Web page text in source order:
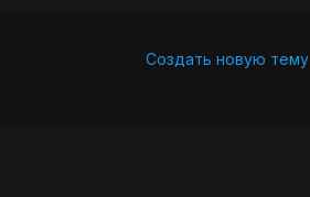
Создать новую тему